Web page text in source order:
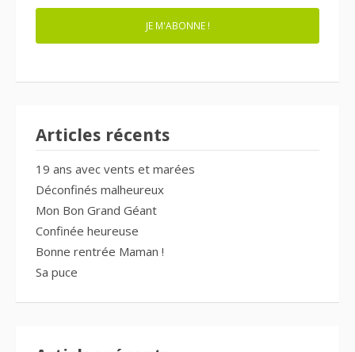
JE M'ABONNE !
Articles récents
19 ans avec vents et marées
Déconfinés malheureux
Mon Bon Grand Géant
Confinée heureuse
Bonne rentrée Maman !
Sa puce